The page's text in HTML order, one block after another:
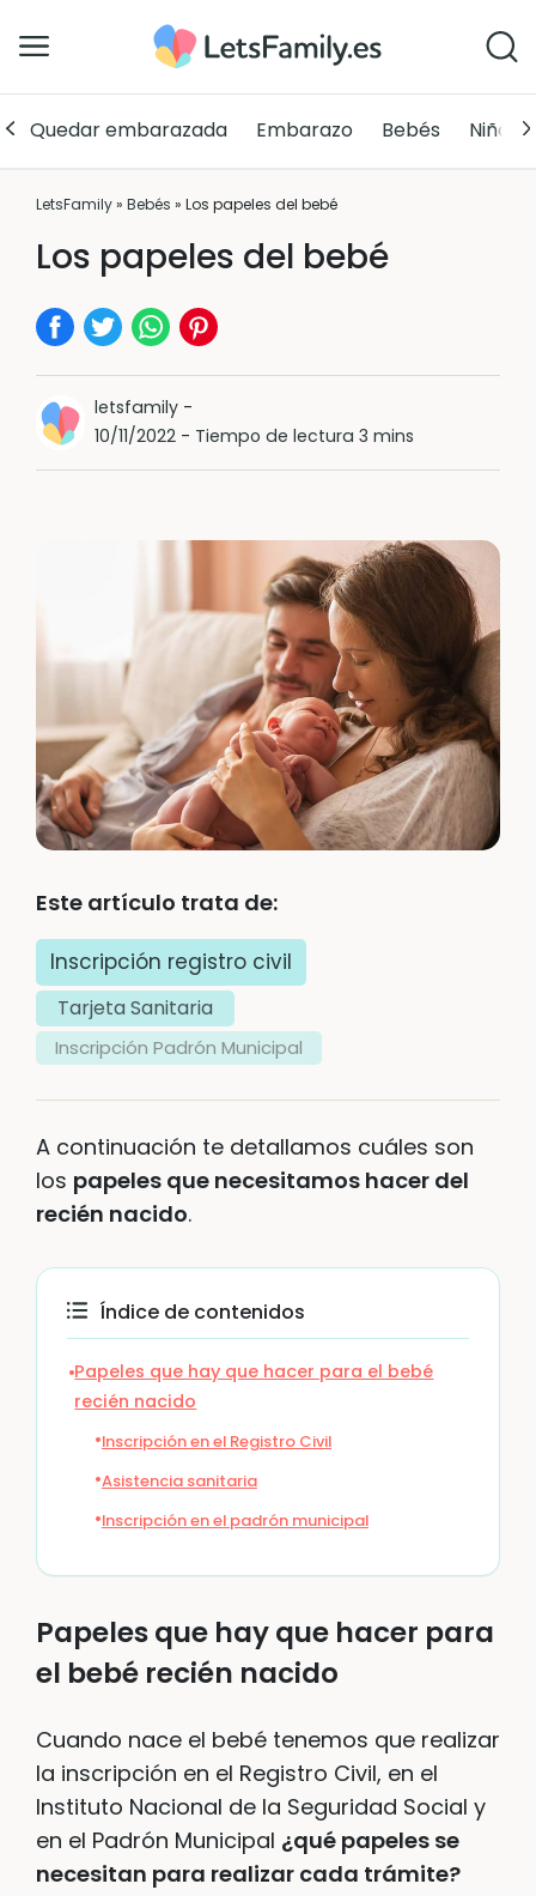
Quedar embarazada Embarazo Bebés Niños
LetsFamily» Bebés » Los papeles del bebé
Los papeles del bebé
letsfamily -
10/11/2022 - Tiempo de lectura 3 mins
Este artículo trata de:
Inscripción registro civil
Tarjeta Sanitaria
Inscripción Padrón Municipal
A continuación te detallamos cuáles son
los papeles que necesitamos hacer del
recién nacido.
Índice de contenidos
Papeles que hay que hacer para el bebé
recién nacido
Inscripción en el Registro Civil
Asistencia sanitaria
Inscripción en el padrón municipal
Papeles que hay que hacer para
el bebé recién nacido
Cuando nace el bebé tenemos que realizar
la inscripción en el Registro Civil, en el
Instituto Nacional de la Seguridad Social y
en el Padrón Municipal ¿qué papeles se
necesitan para realizar cada trámite?